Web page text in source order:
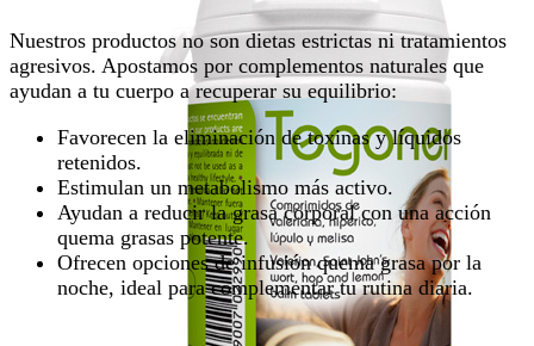
Nuestros productos no son dietas estrictas ni tratamientos
agresivos. Apostamos por complementos naturales que
ayudan a tu cuerpo a recuperar su equilibrio:
Favorecen la eliminación de toxinas y líquidos
retenidos.
Estimulan un metabolismo más activo.
Ayudan a reducir la grasa corporal con una acción
quema grasas potente.
Ofrecen opciones de infusión quema grasa por la
noche, ideal para complementar tu rutina diaria.